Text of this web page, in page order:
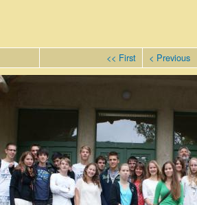
<< First < Previous